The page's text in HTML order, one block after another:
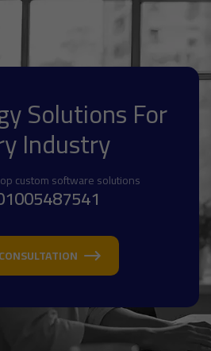
Solutions For
Industry
custom software solutions